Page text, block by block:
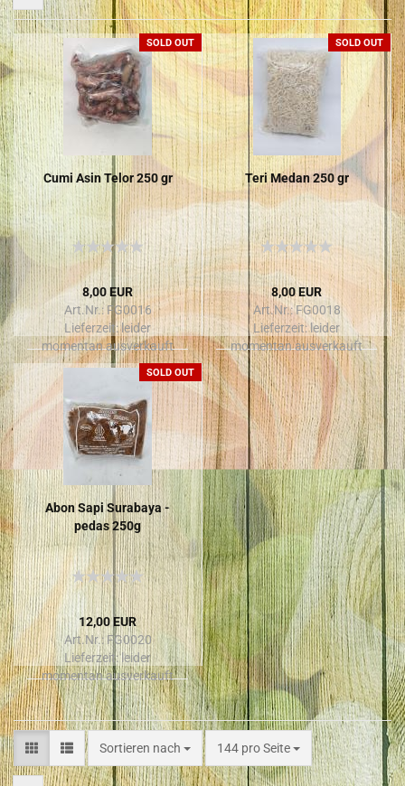
SOLD OUT
Cumi Asin Telor 250 gr
8,00 EUR
Art.Nr.: FG0016
Lieferzeit:leider
momentan ausverkauft
SOLD OUT
Teri Medan 250 gr
8,00 EUR
Art.Nr.: FG0018
Lieferzeit:leider
momentan ausverkauft
SOLD OUT
Abon Sapi Su­ra­ba­ya -
pedas 250g
12,00 EUR
Art.Nr.: FG0020
Lieferzeit:leider
momentan ausverkauft
Sortieren nach 144 pro Seite